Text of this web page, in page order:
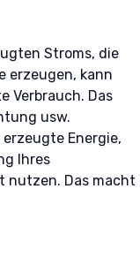
Stroms, die
erzeugen, kann
Verbrauch. Das
usw.
Energie,
Ihres
nutzen. Das macht